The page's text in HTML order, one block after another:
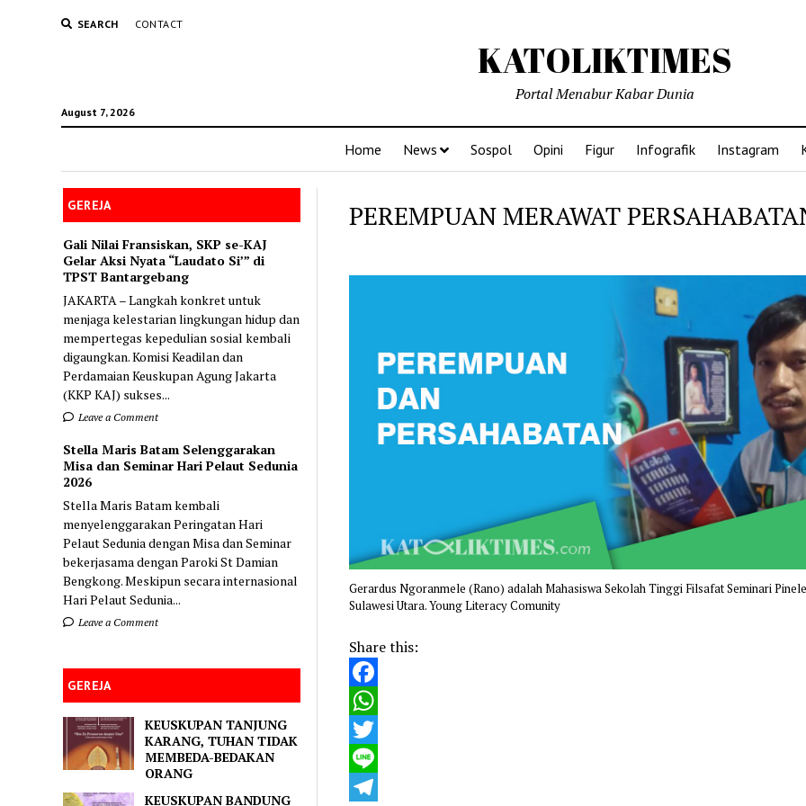
SEARCH CONTACT
KATOLIKTIMES
August 7, 2026
Portal Menabur Kabar Dunia
Home News Sospol Opini Figur Infografik Instagram
GEREJA
Gali Nilai Fransiskan, SKP se-KAJ
Gelar Aksi Nyata “Laudato Si’” di
TPST Bantargebang
JAKARTA – Langkah konkret untuk
menjaga kelestarian lingkungan hidup dan
mempertegas kepedulian sosial kembali
digaungkan. Komisi Keadilan dan
Perdamaian Keuskupan Agung Jakarta
(KKP KAJ) sukses...
Leave a Comment
Stella Maris Batam Selenggarakan
Misa dan Seminar Hari Pelaut Sedunia
2026
Stella Maris Batam kembali
menyelenggarakan Peringatan Hari
Pelaut Sedunia dengan Misa dan Seminar
bekerjasama dengan Paroki St Damian
Bengkong. Meskipun secara internasional
Hari Pelaut Sedunia...
Leave a Comment
GEREJA
KEUSKUPAN TANJUNG
KARANG, TUHAN TIDAK
MEMBEDA-BEDAKAN
ORANG
KEUSKUPAN BANDUNG
PEREMPUAN MERAWAT
Gerardus Ngoranmele (Rano) adalah Mahasiswa Sekolah Tinggi Filsafat Seminari
Sulawesi Utara. Young Literacy Comunity
Share this:
Facebook
WhatsApp
Twitter
Line